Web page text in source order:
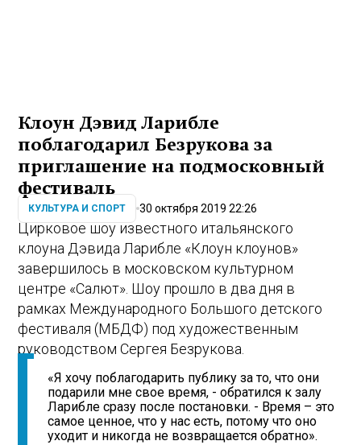
Клоун Дэвид Ларибле
поблагодарил Безрукова за
приглашение на подмосковный
фестиваль
КУЛЬТУРА И СПОРТ 30 октября 2019 22:26
Цирковое шоу известного итальянского
клоуна Дэвида Ларибле «Клоун клоунов»
завершилось в московском культурном
центре «Салют». Шоу прошло в два дня в
рамках Международного Большого детского
фестиваля (МБДФ) под художественным
руководством Сергея Безрукова.
«Я хочу поблагодарить публику за то, что они
подарили мне свое время, - обратился к залу
Ларибле сразу после постановки. - Время – это
самое ценное, что у нас есть, потому что оно
уходит и никогда не возвращается обратно».